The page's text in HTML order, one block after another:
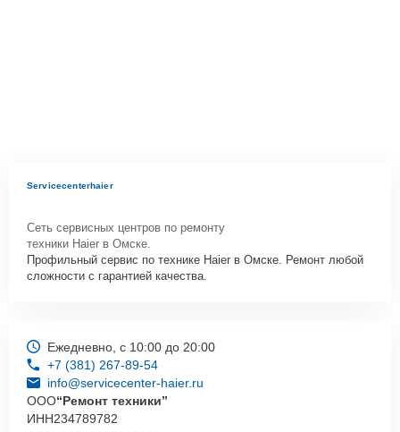
Servicecenterhaier
Сеть сервисных центров по ремонту
техники Haier в Омске.
Профильный сервис по технике Haier в Омске. Ремонт любой
сложности с гарантией качества.
Ежедневно, с 10:00 до 20:00
+7 (381) 267-89-54
info@servicecenter-haier.ru
ООО“Ремонт техники”
ИНН234789782